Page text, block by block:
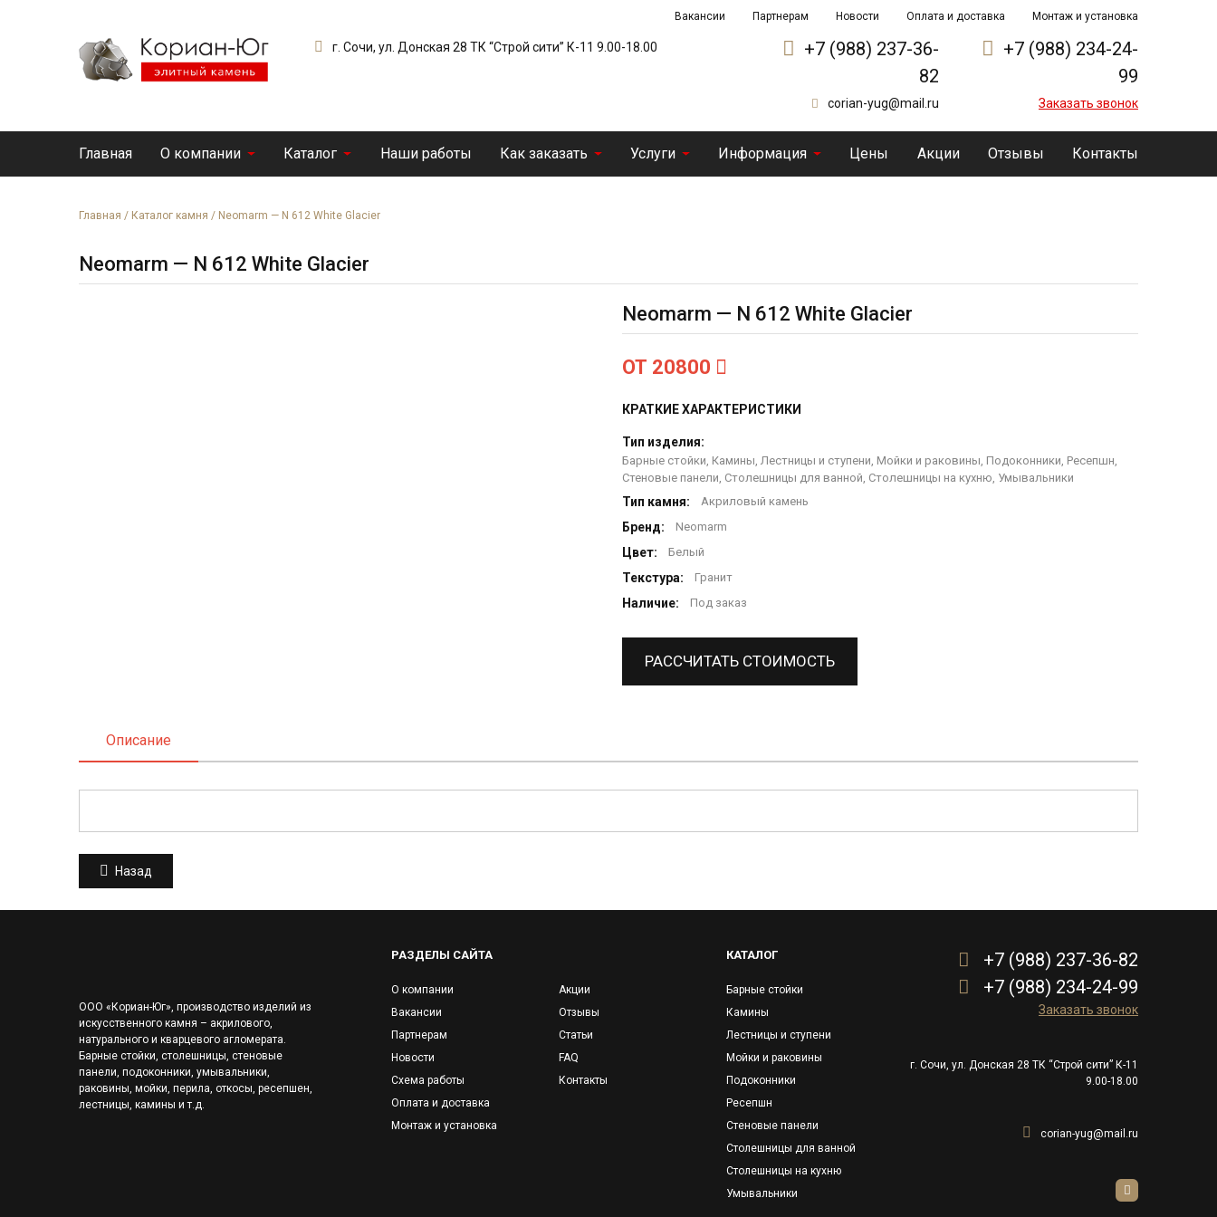
Вакансии Партнерам Новости Оплата и доставка Монтаж и установка
г. Сочи, ул. Донская 28 ТК “Строй сити” К-11 9.00-18.00
+7 (988) 237-36-
82
corian-yug@mail.ru
+7 (988) 234-24-
99
Заказать звонок
Главная О компании Каталог Наши работы Как заказать Услуги Информация Цены Акции Отзывы Контакты
Главная / Каталог камня / Neomarm — N 612 White Glacier
Neomarm — N 612 White Glacier
Neomarm — N 612 White Glacier
ОТ 20800
КРАТКИЕ ХАРАКТЕРИСТИКИ
Тип изделия:
Барные стойки, Камины, Лестницы и ступени, Мойки и раковины, Подоконники, Ресепшн,
Стеновые панели, Столешницы для ванной, Столешницы на кухню, Умывальники
Тип камня: Акриловый камень
Бренд: Neomarm
Цвет: Белый
Текстура: Гранит
Наличие: Под заказ
РАССЧИТАТЬ СТОИМОСТЬ
Описание
Назад
ООО «Кориан-Юг», производство изделий из
искусственного камня – акрилового,
натурального и кварцевого агломерата.
Барные стойки, столешницы, стеновые
панели, подоконники, умывальники,
раковины, мойки, перила, откосы, ресепшен,
лестницы, камины и т.д.
РАЗДЕЛЫ САЙТА
О компании
Вакансии
Партнерам
Новости
Схема работы
Оплата и доставка
Монтаж и установка
Акции
Отзывы
Статьи
FAQ
Контакты
КАТАЛОГ
Барные стойки
Камины
Лестницы и ступени
Мойки и раковины
Подоконники
Ресепшн
Стеновые панели
Столешницы для ванной
Столешницы на кухню
Умывальники
+7 (988) 237-36-82
+7 (988) 234-24-99
Заказать звонок
г. Сочи, ул. Донская 28 ТК “Строй сити” К-11
9.00-18.00
corian-yug@mail.ru